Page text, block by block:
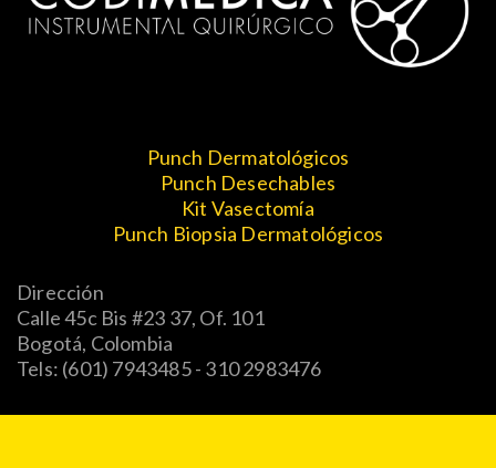
Punch Dermatológicos
Punch Desechables
Kit Vasectomía
Punch Biopsia Dermatológicos
Dirección
Calle 45c Bis #23 37, Of. 101
Bogotá, Colombia
Tels: (601) 7943485 - 310 2983476